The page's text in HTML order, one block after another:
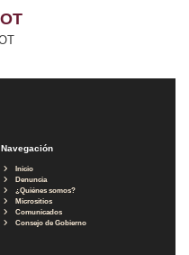
Navegación
Inicio
Denuncia
¿Quiénes somos?
Micrositios
Comunicados
Consejo de Gobierno